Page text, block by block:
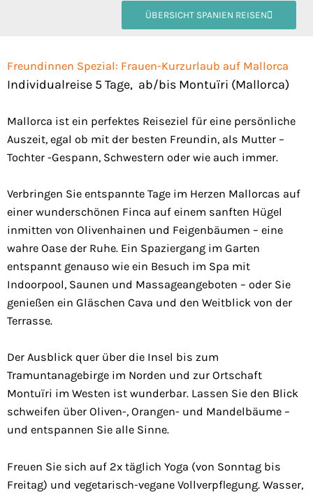
ÜBERSICHT SPANIEN REISEN
Freundinnen Spezial: Frauen-Kurzurlaub auf Mallorca
Individualreise 5 Tage, ab/bis Montuïri (Mallorca)
Mallorca ist ein perfektes Reiseziel für eine persönliche
Auszeit, egal ob mit der besten Freundin, als Mutter –
Tochter -Gespann, Schwestern oder wie auch immer.
Verbringen Sie entspannte Tage im Herzen Mallorcas auf
einer wunderschönen Finca auf einem sanften Hügel
inmitten von Olivenhainen und Feigenbäumen – eine
wahre Oase der Ruhe. Ein Spaziergang im Garten
entspannt genauso wie ein Besuch im Spa mit
Indoorpool, Saunen und Massageangeboten – oder Sie
genießen ein Gläschen Cava und den Weitblick von der
Terrasse.
Der Ausblick quer über die Insel bis zum
Tramuntanagebirge im Norden und zur Ortschaft
Montuïri im Westen ist wunderbar. Lassen Sie den Blick
schweifen über Oliven-, Orangen- und Mandelbäume –
und entspannen Sie alle Sinne.
Freuen Sie sich auf 2x täglich Yoga (von Sonntag bis
Freitag) und vegetarisch-vegane Vollverpflegung. Wasser,